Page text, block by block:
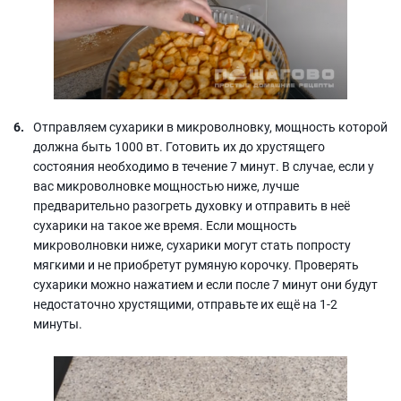
Отправляем сухарики в микроволновку, мощность которой
должна быть 1000 вт. Готовить их до хрустящего
состояния необходимо в течение 7 минут. В случае, если у
вас микроволновке мощностью ниже, лучше
предварительно разогреть духовку и отправить в неё
сухарики на такое же время. Если мощность
микроволновки ниже, сухарики могут стать попросту
мягкими и не приобретут румяную корочку. Проверять
сухарики можно нажатием и если после 7 минут они будут
недостаточно хрустящими, отправьте их ещё на 1-2
минуты.